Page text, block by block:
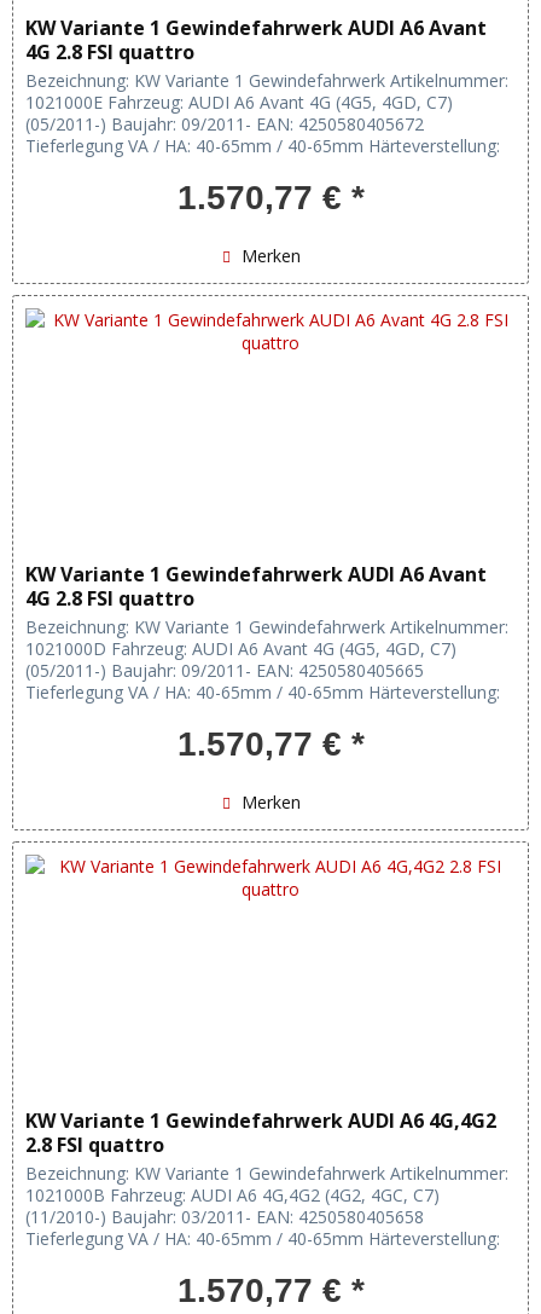
KW Variante 1 Gewindefahrwerk AUDI A6 Avant
4G 2.8 FSI quattro
Bezeichnung: KW Variante 1 Gewindefahrwerk Artikelnummer:
1021000E Fahrzeug: AUDI A6 Avant 4G (4G5, 4GD, C7)
(05/2011-) Baujahr: 09/2011- EAN: 4250580405672
Tieferlegung VA / HA: 40-65mm / 40-65mm Härteverstellung:
1.570,77 € *
Merken
KW Variante 1 Gewindefahrwerk AUDI A6 Avant
4G 2.8 FSI quattro
Bezeichnung: KW Variante 1 Gewindefahrwerk Artikelnummer:
1021000D Fahrzeug: AUDI A6 Avant 4G (4G5, 4GD, C7)
(05/2011-) Baujahr: 09/2011- EAN: 4250580405665
Tieferlegung VA / HA: 40-65mm / 40-65mm Härteverstellung:
1.570,77 € *
Merken
KW Variante 1 Gewindefahrwerk AUDI A6 4G,4G2
2.8 FSI quattro
Bezeichnung: KW Variante 1 Gewindefahrwerk Artikelnummer:
1021000B Fahrzeug: AUDI A6 4G,4G2 (4G2, 4GC, C7)
(11/2010-) Baujahr: 03/2011- EAN: 4250580405658
Tieferlegung VA / HA: 40-65mm / 40-65mm Härteverstellung:
1.570,77 € *